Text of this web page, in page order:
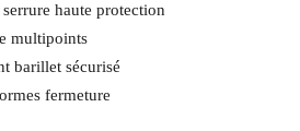
haute protection
multipoints
barillet sécurisé
fermeture